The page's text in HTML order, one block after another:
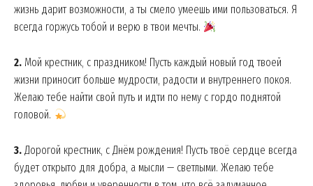
жизнь дарит возможности, а ты смело умеешь ими пользоваться. Я
всегда горжусь тобой и верю в твои мечты.
2. Мой крестник, с праздником! Пусть каждый новый год твоей
жизни приносит больше мудрости, радости и внутреннего покоя.
Желаю тебе найти свой путь и идти по нему с гордо поднятой
головой.
3. Дорогой крестник, с Днём рождения! Пусть твоё сердце всегда
будет открыто для добра, а мысли — светлыми. Желаю тебе